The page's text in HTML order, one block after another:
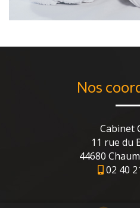
Nos
Cabinet
11 rue du
44680
02 40